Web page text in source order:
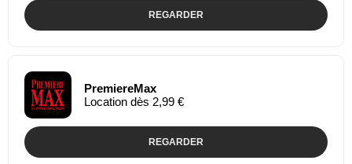
REGARDER
PremiereMax
Location dès 2,99 €
REGARDER